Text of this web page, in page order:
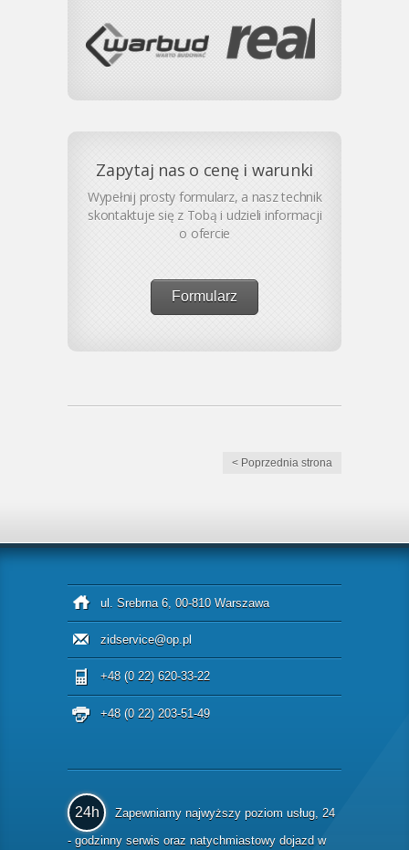
Zapytaj nas o cenę i warunki
Wypełnij prosty formularz, a nasz technik
skontaktuje się z Tobą i udzieli informacji
o ofercie
Formularz
< Poprzednia strona
ul. Srebrna 6, 00-810 Warszawa
zidservice@op.pl
+48 (0 22) 620-33-22
+48 (0 22) 203-51-49
24h
Zapewniamy najwyższy poziom usług, 24
- godzinny serwis oraz natychmiastowy dojazd w